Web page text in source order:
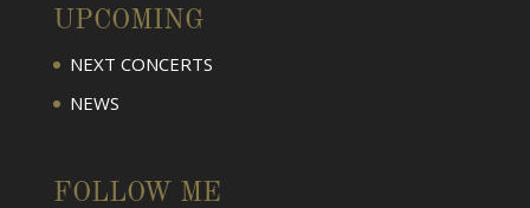
UPCOMING
NEXT CONCERTS
NEWS
FOLLOW ME